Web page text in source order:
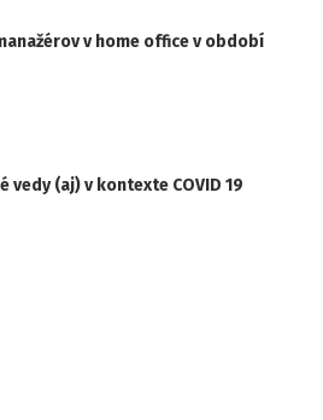
v home office v období
(aj) v kontexte COVID 19